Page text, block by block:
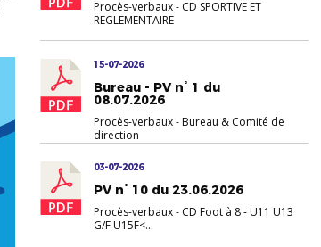
Procès-verbaux- CD SPORTIVE ET
REGLEMENTAIRE
15-07-2026
Bureau - PV n° 1 du
08.07.2026
Procès-verbaux- Bureau & Comité de
direction
03-07-2026
PV n° 10 du 23.06.2026
Procès-verbaux- CD Foot à 8 - U11 U13
G/F U15F<...